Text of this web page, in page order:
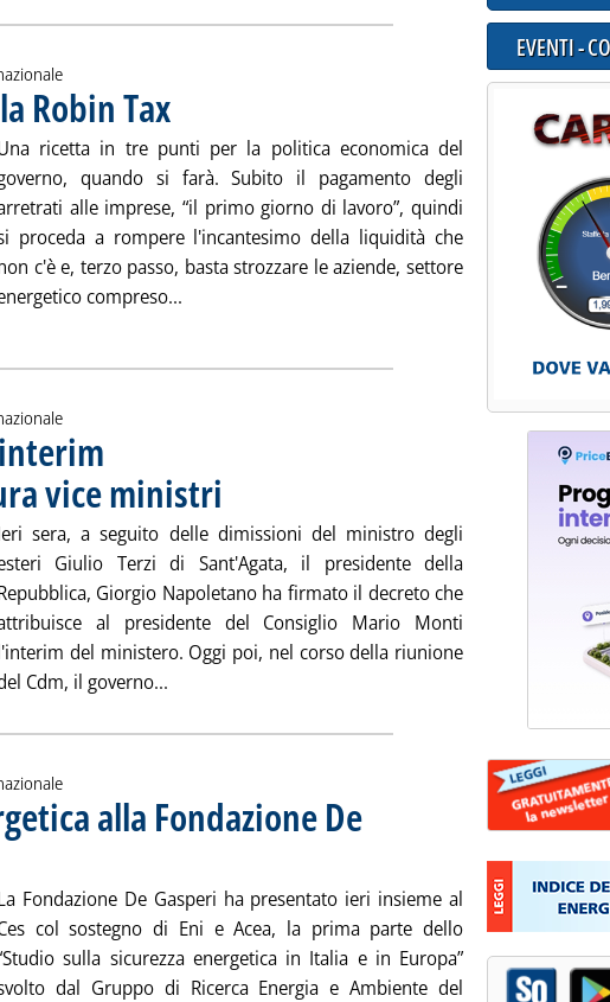
Robin Tax. Pubblicata giovedì 28 marzo 2013 alle 9.21.
ricetta in tre punti per la politica economica del
quando si farà. Subito il pagamento degli
alle imprese, “il primo giorno di lavoro”, quindi
proceda a rompere l'incantesimo della liquidità che
c'è e, terzo passo, basta strozzare le aziende, settore
compreso... Leggi tutta la notizia: 'Conti, eliminare la Robin
vice ministri
sera, a seguito delle dimissioni del ministro degli
Giulio Terzi di Sant'Agata, il presidente della
Giorgio Napoletano ha firmato il decreto che
al presidente del Consiglio Mario Monti
del ministero. Oggi poi, nel corso della riunione
Cdm, il governo... Leggi tutta la notizia: 'Esteri, Monti ad interim .
alla Fondazione De
marzo 2013 alle 15.0.
Fondazione De Gasperi ha presentato ieri insieme al
col sostegno di Eni e Acea, la prima parte dello
sulla sicurezza energetica in Italia e in Europa”
dal Gruppo di Ricerca Energia e Ambiente del
EVENTI -